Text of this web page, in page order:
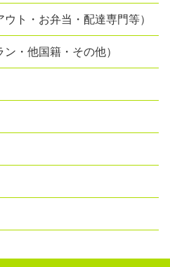
ト・お弁当・配達専門等）
・他国籍・その他）